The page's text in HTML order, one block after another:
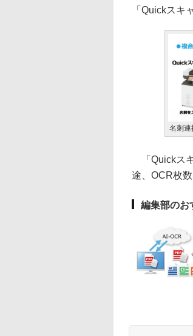
「Quickスキ
名刺連
「Quickス
途、OCR枚
編集部のお